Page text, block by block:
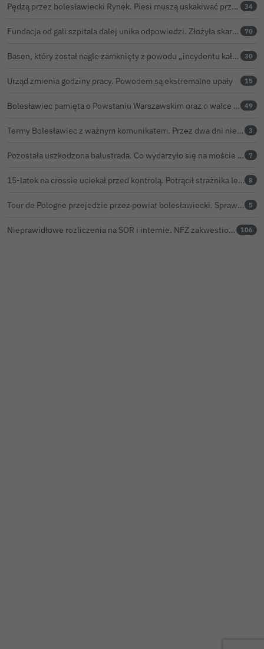
Pędzą przez bolesławiecki Rynek. Piesi muszą uskakiwać przed hulajnogami i rowerami elektrycznymi 34
Fundacja od gali szpitala dalej unika odpowiedzi. Złożyła skargę kasacyjną do NSA 70
Basen, który został nagle zamknięty z powodu „incydentu kałowego”, ponownie otwarty 30
Urząd zmienia godziny pracy. Powodem są ekstremalne upały 15
Bolesławiec pamięta o Powstaniu Warszawskim oraz o walce powstańców z faszyzmem 49
Termy Bolesławiec z ważnym komunikatem. Przez dwa dni nie będzie ciepłej wody pod prysznicami 3
Pozostała uszkodzona balustrada. Co wydarzyło się na moście w Bolesławcu? 7
15-latek na crossie uciekał przed kontrolą. Potrącił strażnika leśnego, rozbił się o samochód 8
Tour de Pologne przejedzie przez powiat bolesławiecki. Sprawdź, o której peleton będzie w Twojej miejscowości 5
Nieprawidłowe rozliczenia na SOR i internie. NFZ zakwestionował w bolesławieckim szpitalu prawie 116 tys. zł 106